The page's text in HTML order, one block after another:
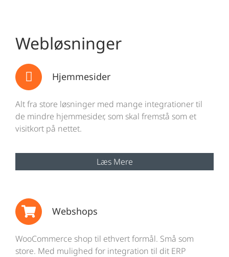
Webløsninger
Hjemmesider
Alt fra store løsninger med mange integrationer til
de mindre hjemmesider, som skal fremstå som et
visitkort på nettet.
Læs Mere
Webshops
WooCommerce shop til ethvert formål. Små som
store. Med mulighed for integration til dit ERP